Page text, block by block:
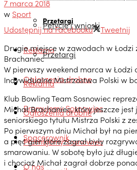
Przetargi
Reklama
Ogłoszenia drobne
Promujemy Sosnowiec
Spacerownik
O nas
Petycje i wnioski
Przetargi
Reklama
Ogłoszenia drobne
Promujemy Sosnowiec
7 marca 2018
w Sport
Udostępnij na Facebooku
Tweetnij
Drugie miejsce w zawodach w Łodzi
Brachaniec
W pierwszy weekend marca w Łodzi
Indywidualne Mistrzostwa Polski w
Klub Bowling Team Sosnowiec
Michał Brachaniec, który jeszcze jest
seniorskiego tytułu Mistrza Polski z
Po pierwszym dniu Michał był na
a pięć gier które zagrał były
smarowaniu. W sobotę było już
i chociaż Michał zagrał dobrze